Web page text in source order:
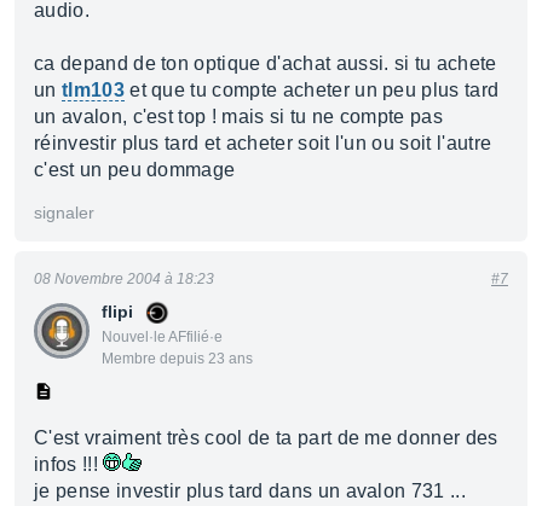
audio.
ca depand de ton optique d'achat aussi. si tu achete
un tlm103et que tu compte acheter un peu plus tard
un avalon, c'est top ! mais si tu ne compte pas
réinvestir plus tard et acheter soit l'un ou soit l'autre
c'est un peu dommage
signaler
flipi
Nouvel·le AFfilié·e
Membre depuis 23 ans
08 Novembre 2004 à 18:23 #7
C'est vraiment très cool de ta part de me donner des
infos !!!
je pense investir plus tard dans un avalon 731 ...